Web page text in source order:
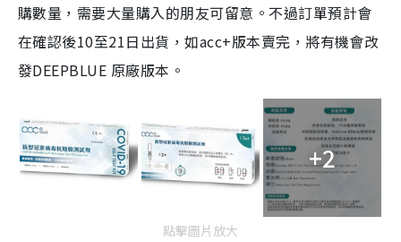
購數量，需要大量購入的朋友可留意。不過訂單預計會
在確認後10至21日出貨，如acc+版本賣完，將有機會改
發DEEPBLUE 原廠版本。
+2
點擊圖片放大